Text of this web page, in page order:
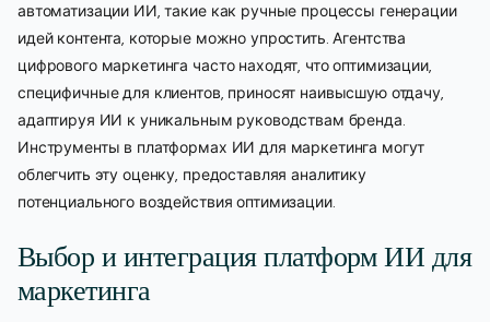
автоматизации ИИ, такие как ручные процессы генерации
идей контента, которые можно упростить. Агентства
цифрового маркетинга часто находят, что оптимизации,
специфичные для клиентов, приносят наивысшую отдачу,
адаптируя ИИ к уникальным руководствам бренда.
Инструменты в платформах ИИ для маркетинга могут
облегчить эту оценку, предоставляя аналитику
потенциального воздействия оптимизации.
Выбор и интеграция платформ ИИ для
маркетинга